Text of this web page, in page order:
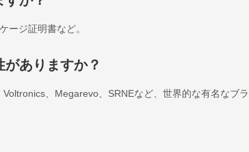
ージ証明書など。
ありますか？
、Megarevo、SRNEなど、世界的な有名なブラ